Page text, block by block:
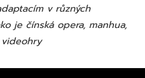
v různých
je čínská opera, manhua,